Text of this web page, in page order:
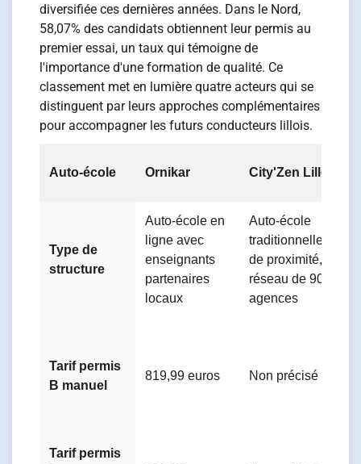
diversifiée ces dernières années. Dans le Nord,
58,07% des candidats obtiennent leur permis au
premier essai, un taux qui témoigne de
l'importance d'une formation de qualité. Ce
classement met en lumière quatre acteurs qui se
distinguent par leurs approches complémentaires
pour accompagner les futurs conducteurs lillois.
Auto-école Ornikar City'Zen Lille
Type de
structure
Auto-école en
ligne avec
enseignants
partenaires
locaux
Auto-école
traditionnelle
de proximité,
réseau de 90
agences
Tarif permis
B manuel
819,99 euros Non précisé
Tarif permis